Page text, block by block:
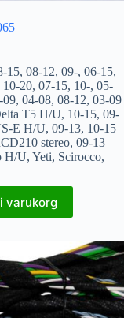
15, 08-12, 09-, 06-15,
10-20, 07-15, 10-, 05-
09, 04-08, 08-12, 03-09
T5 H/U, 10-15, 09-
E H/U, 09-13, 10-15
stereo, 09-13
H/U, Yeti, Scirocco,
varukorg